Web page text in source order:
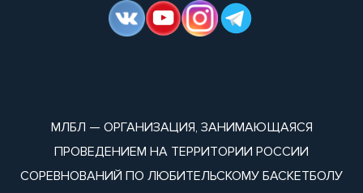
МЛБЛ — ОРГАНИЗАЦИЯ, ЗАНИМАЮЩАЯСЯ
ПРОВЕДЕНИЕМ НА ТЕРРИТОРИИ РОССИИ
СОРЕВНОВАНИЙ ПО ЛЮБИТЕЛЬСКОМУ БАСКЕТБОЛУ